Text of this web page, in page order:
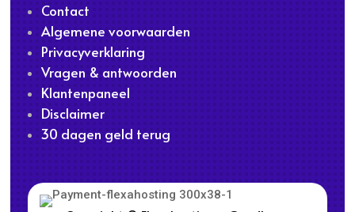
Contact
Algemene voorwaarden
Privacyverklaring
Vragen & antwoorden
Klantenpaneel
Disclaimer
30 dagen geld terug